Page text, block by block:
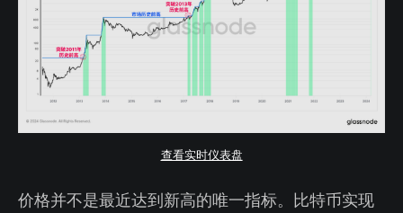
查看实时仪表盘
价格并不是最近达到新高的唯一指标。比特币实现